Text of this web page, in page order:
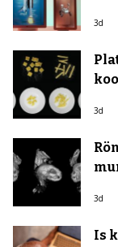
3d
3d
3d
Is